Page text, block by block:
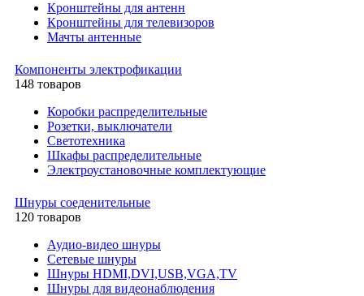
Кронштейны для антенн
Кронштейны для телевизоров
Мачты антенные
Компоненты электрофикации
148 товаров
Коробки распределительные
Розетки, выключатели
Светотехника
Шкафы распределительные
Электроустановочные комплектующие
Шнуры соеденительные
120 товаров
Аудио-видео шнуры
Сетевые шнуры
Шнуры HDMI,DVI,USB,VGA,TV
Шнуры для видеонаблюдения